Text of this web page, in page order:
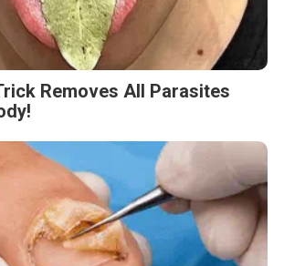
Removes All Parasites